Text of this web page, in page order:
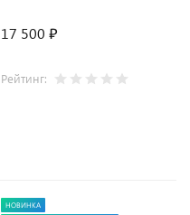
17 500 ₽
Рейтинг:
НОВИНКА